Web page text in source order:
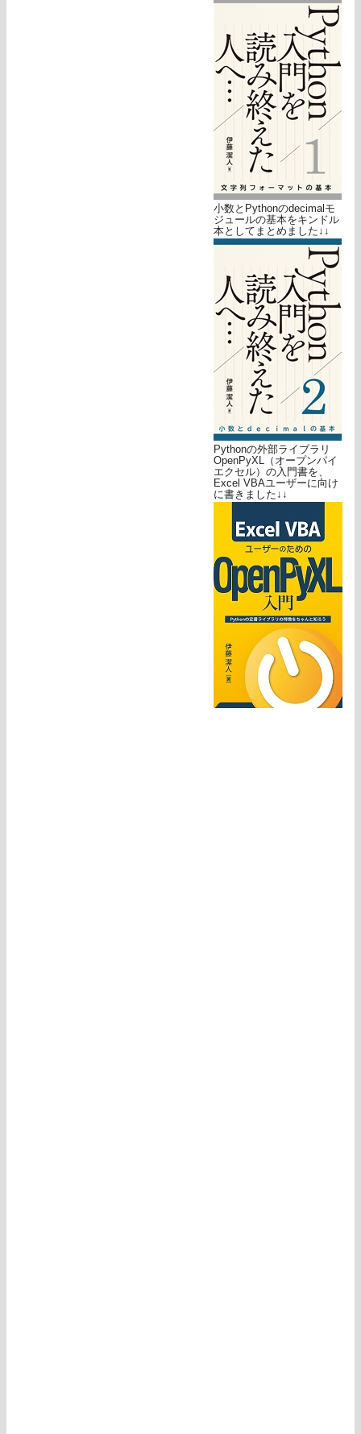
小数とPythonのdecimalモ
ジュールの基本をキンドル
本としてまとめました↓↓
Pythonの外部ライブラリ
OpenPyXL（オープンパイ
エクセル）の入門書を、
Excel VBAユーザーに向け
に書きました↓↓